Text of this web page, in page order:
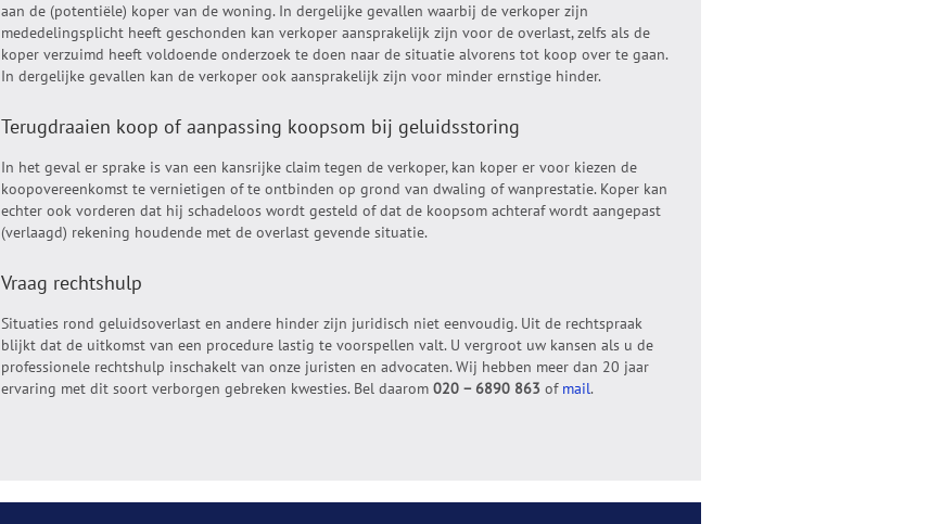
aan de (potentiële) koper van de woning. In dergelijke gevallen waarbij de verkoper zijn
mededelingsplicht heeft geschonden kan verkoper aansprakelijk zijn voor de overlast, zelfs als de
koper verzuimd heeft voldoende onderzoek te doen naar de situatie alvorens tot koop over te gaan.
In dergelijke gevallen kan de verkoper ook aansprakelijk zijn voor minder ernstige hinder.
Terugdraaien koop of aanpassing koopsom bij geluidsstoring
In het geval er sprake is van een kansrijke claim tegen de verkoper, kan koper er voor kiezen de
koopovereenkomst te vernietigen of te ontbinden op grond van dwaling of wanprestatie. Koper kan
echter ook vorderen dat hij schadeloos wordt gesteld of dat de koopsom achteraf wordt aangepast
(verlaagd) rekening houdende met de overlast gevende situatie.
Vraag rechtshulp
Situaties rond geluidsoverlast en andere hinder zijn juridisch niet eenvoudig. Uit de rechtspraak
blijkt dat de uitkomst van een procedure lastig te voorspellen valt. U vergroot uw kansen als u de
professionele rechtshulp inschakelt van onze juristen en advocaten. Wij hebben meer dan 20 jaar
ervaring met dit soort verborgen gebreken kwesties. Bel daarom 020 – 6890 863 of mail.